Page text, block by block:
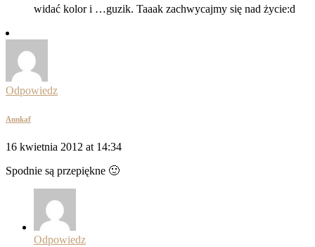
widać kolor i …guzik. Taaak zachwycajmy się nad życie:d
Odpowiedz
Annkaf
16 kwietnia 2012 at 14:34
Spodnie są przepiękne 🙂
Odpowiedz